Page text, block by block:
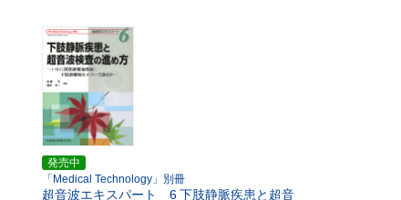
発売中
「Medical Technology」別冊
超音波エキスパート 6 下肢静脈疾患と超音